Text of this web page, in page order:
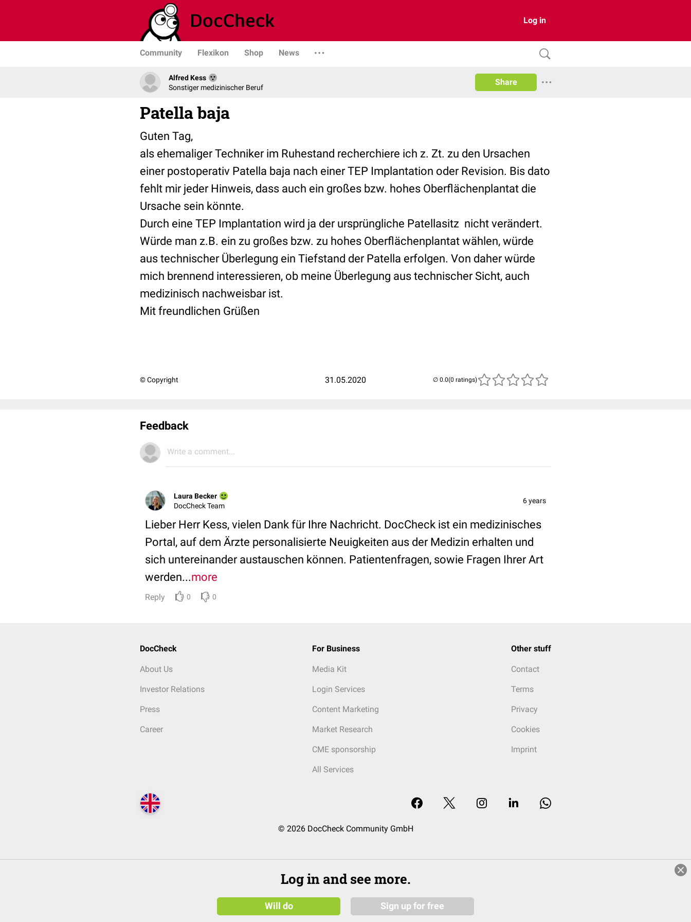
Log in
Community Flexikon Shop News
Alfred Kess
Sonstiger medizinischer Beruf
Share
Patella baja
Guten Tag,
als ehemaliger Techniker im Ruhestand recherchiere ich z. Zt. zu den Ursachen
einer postoperativ Patella baja nach einer TEP Implantation oder Revision. Bis dato
fehlt mir jeder Hinweis, dass auch ein großes bzw. hohes Oberflächenplantat die
Ursache sein könnte.
Durch eine TEP Implantation wird ja der ursprüngliche Patellasitz nicht verändert.
Würde man z.B. ein zu großes bzw. zu hohes Oberflächenplantat wählen, würde
aus technischer Überlegung ein Tiefstand der Patella erfolgen. Von daher würde
mich brennend interessieren, ob meine Überlegung aus technischer Sicht, auch
medizinisch nachweisbar ist.
Mit freundlichen Grüßen
© Copyright 31.05.2020 (0 ratings)
Feedback
Write a comment...
Laura Becker
DocCheck Team
6 years
Lieber Herr Kess, vielen Dank für Ihre Nachricht. DocCheck ist ein medizinisches
Portal, auf dem Ärzte personalisierte Neuigkeiten aus der Medizin erhalten und
sich untereinander austauschen können. Patientenfragen, sowie Fragen Ihrer Art
werden...more
Reply 0 0
DocCheck
About Us
Investor Relations
Press
Career
For Business
Media Kit
Login Services
Content Marketing
Market Research
CME sponsorship
All Services
Other stuff
Contact
Terms
Privacy
Cookies
Imprint
© 2026 DocCheck Community GmbH
Log in and see more.
Will do Sign up for free